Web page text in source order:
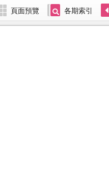
頁面預覽 各期索引